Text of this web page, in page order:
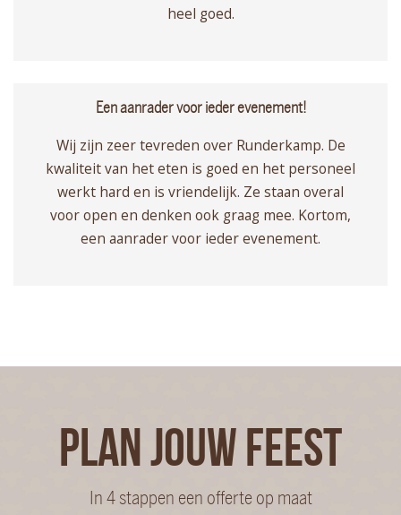
heel goed.
Een aanrader voor ieder evenement!
Wij zijn zeer tevreden over Runderkamp. De
kwaliteit van het eten is goed en het personeel
werkt hard en is vriendelijk. Ze staan overal
voor open en denken ook graag mee. Kortom,
een aanrader voor ieder evenement.
PLAN JOUW FEEST
In 4 stappen een offerte op maat